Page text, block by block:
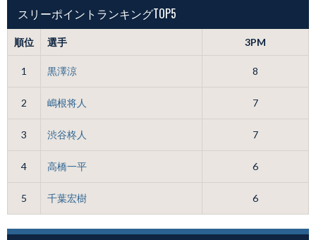
スリーポイントランキングTOP5
順位 選手 3PM
1 黒澤涼 8
2 嶋根将人 7
3 渋谷柊人 7
4 高橋一平 6
5 千葉宏樹 6